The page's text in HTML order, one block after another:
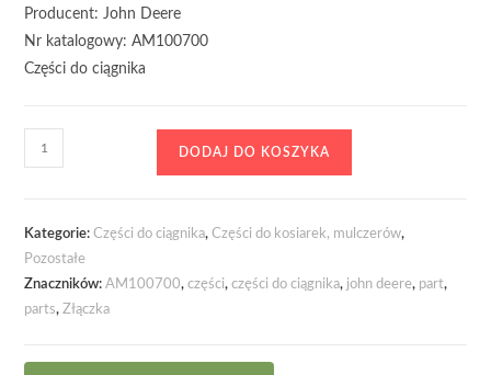
Producent: John Deere
Nr katalogowy: AM100700
Części do ciągnika
ilość
Złączka
Deere
DODAJ DO KOSZYKA
Kategorie:Części do ciągnika,Części do kosiarek, mulczerów,
Pozostałe
Znaczników:AM100700,części,części do ciągnika, john deere, part,
parts,Złączka